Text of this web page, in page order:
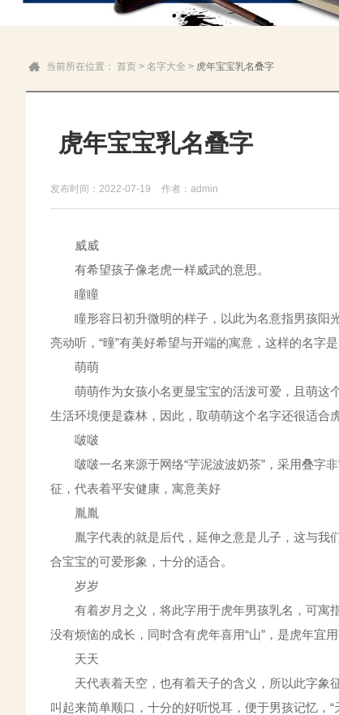
当前所在位置： 首页 > 名字大全 > 虎年宝宝乳名叠字
虎年宝宝乳名叠字
发布时间：2022-07-19 作者：admin
威威
有希望孩子像老虎一样威武的意思。
瞳瞳
瞳形容日初升微明的样子，以此为名意指男孩阳
亮动听，“曈”有美好希望与开端的寓意，这样的名字是
萌萌
萌萌作为女孩小名更显宝宝的活泼可爱，且萌这
生活环境便是森林，因此，取萌萌这个名字还很适合
啵啵
啵啵一名来源于网络“芋泥波波奶茶”，采用叠字非
征，代表着平安健康，寓意美好
胤胤
胤字代表的就是后代，延伸之意是儿子，这与我
合宝宝的可爱形象，十分的适合。
岁岁
有着岁月之义，将此字用于虎年男孩乳名，可寓指
没有烦恼的成长，同时含有虎年喜用“山”，是虎年宜
天天
天代表着天空，也有着天子的含义，所以此字象
叫起来简单顺口，十分的好听悦耳，便于男孩记忆，